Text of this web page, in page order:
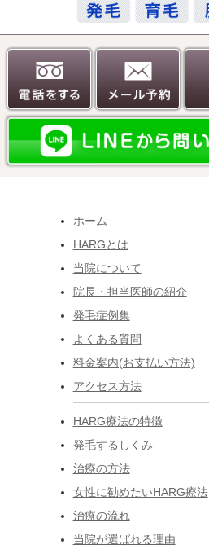
ホーム
HARGとは
当院について
院長・担当医師の紹介
発毛症例集
よくある質問
料金案内(お支払い方法)
アクセス方法
HARG療法の特徴
発毛するしくみ
治療の方法
女性に勧めたいHARG療法
治療の流れ
当院が選ばれる理由